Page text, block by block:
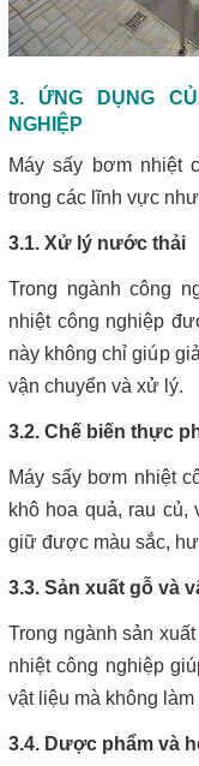
3. ỨNG DỤNG
NGHIỆP
Máy sấy bơm nhiệt
trong các lĩnh vực
3.1. Xử lý nước thải
Trong ngành công
nhiệt công nghiệp
này không chỉ giúp
vận chuyển và xử lý.
3.2. Chế biến thực
Máy sấy bơm nhiệt
khô hoa quả, rau củ,
giữ được màu sắc,
3.3. Sản xuất gỗ và
Trong ngành sản
nhiệt công nghiệp
vật liệu mà không
3.4. Dược phẩm và